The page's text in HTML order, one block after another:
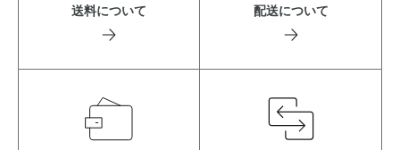
送料について 配送について